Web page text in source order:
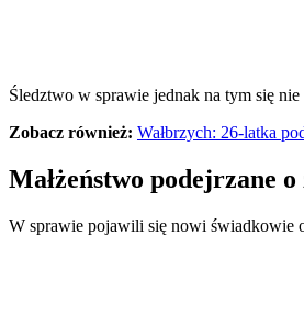
Śledztwo w sprawie jednak na tym się nie
Zobacz również: Wałbrzych: 26-latka
Małżeństwo podejrzane
W sprawie pojawili się nowi świadkowie